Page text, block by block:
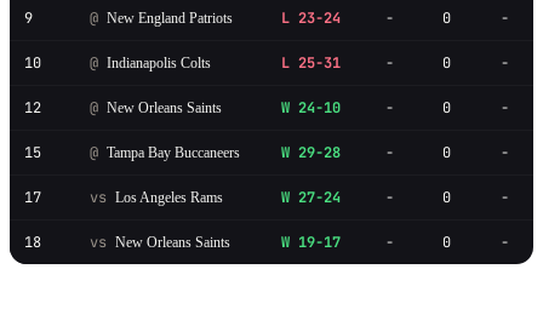
9 @ New England Patriots L 23-24 - 0 -
10 @ Indianapolis Colts L 25-31 - 0 -
12 @ New Orleans Saints W 24-10 - 0 -
15 @ Tampa Bay Buccaneers W 29-28 - 0 -
17 vs Los Angeles Rams W 27-24 - 0 -
18 vs New Orleans Saints W 19-17 - 0 -